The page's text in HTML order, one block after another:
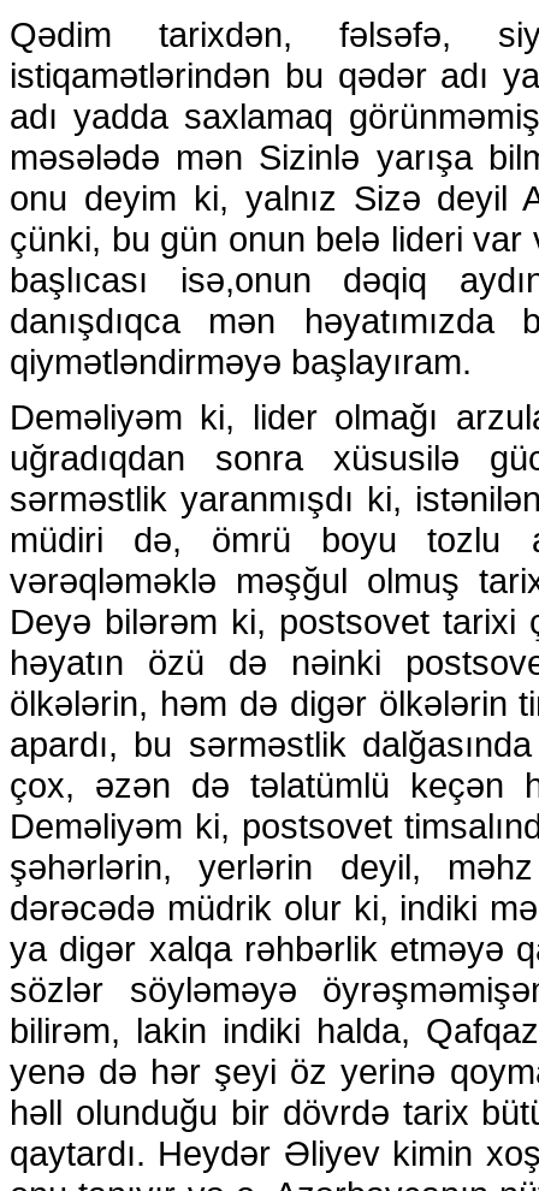
Qədim tarixdən, fəlsəfə,
istiqamətlərindən bu qədər adı
adı yadda saxlamaq
məsələdə mən Sizinlə yarışa
onu deyim ki, yalnız Sizə deyil
çünki, bu gün onun belə lideri var
başlıcası isə,onun dəqiq
danışdıqca mən
qiymətləndirməyə başlayıram.
Deməliyəm ki, lider olmağı
uğradıqdan sonra xüsusilə
sərməstlik yaranmışdı ki,
müdiri də, ömrü boyu tozlu
vərəqləməklə məşğul olmuş
Deyə bilərəm ki, postsovet tarixi
həyatın özü də nəinki
ölkələrin, həm də digər ölkələrin
apardı, bu sərməstlik
çox, əzən də təlatümlü keçən
Deməliyəm ki, postsovet
şəhərlərin, yerlərin deyil,
dərəcədə müdrik olur ki, indiki
ya digər xalqa rəhbərlik etməyə
sözlər söyləməyə
bilirəm, lakin indiki halda,
yenə də hər şeyi öz yerinə
həll olunduğu bir dövrdə tarix
qaytardı. Heydər Əliyev kimin